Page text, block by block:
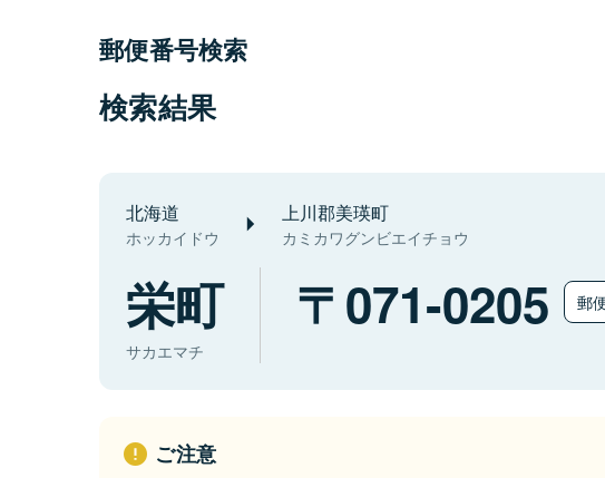
郵便番号検索
検索結果
北海道
ホッカイドウ
上川郡美瑛町
カミカワグンビエイチョウ
栄町
サカエマチ
071-0205 郵
ご注意